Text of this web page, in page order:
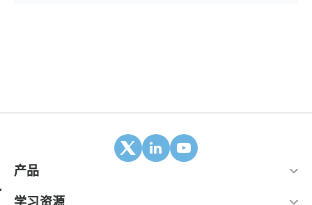
产品
移动归因
学习资源